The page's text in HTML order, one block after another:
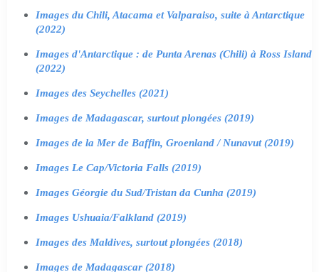
Images du Chili, Atacama et Valparaiso, suite à Antarctique
(2022)
Images d'Antarctique : de Punta Arenas (Chili) à Ross Island
(2022)
Images des Seychelles (2021)
Images de Madagascar, surtout plongées (2019)
Images de la Mer de Baffin, Groenland / Nunavut (2019)
Images Le Cap/Victoria Falls (2019)
Images Géorgie du Sud/Tristan da Cunha (2019)
Images Ushuaia/Falkland (2019)
Images des Maldives, surtout plongées (2018)
Images de Madagascar (2018)